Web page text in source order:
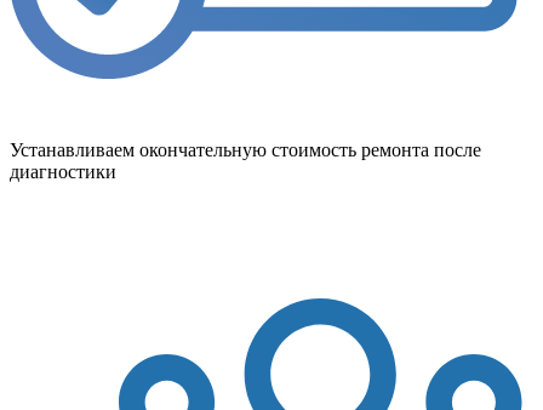
Устанавливаем окончательную стоимость ремонта после
диагностики